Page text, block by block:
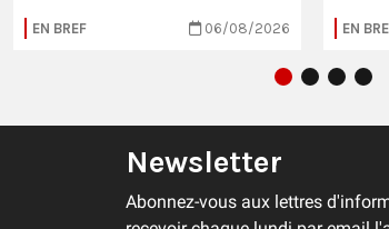
EN BREF 06/08/2026 EN
Newsletter
Abonnez-vous aux lettres